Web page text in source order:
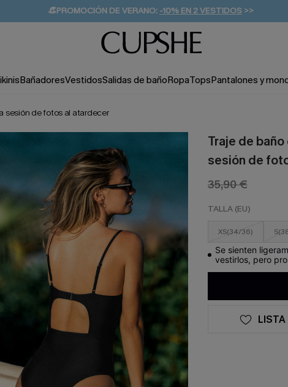
👒PROMOCIÓN DE VERANO: -10% EN 2 VESTIDOS >>
💌¡SUSCRIBIRSE & GANAR -10% EXTRA!
🚚ENVÍO GRATUITO A PARTIR DE 49 € >>
BañadoresVestidosSalidas de bañoRopaTopsPantalones y
sesión de fotos al atardecer
Traje de
sesión de
35,90 €
TALLA (EU)
XS(34/36)
Se sienten
vestirlos, pero
LISTA